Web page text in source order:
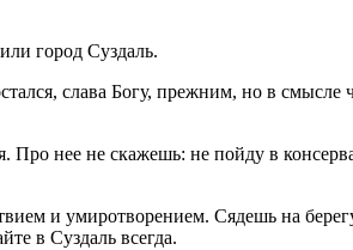
город Суздаль.
слава Богу, прежним, но в смысле
Про нее не скажешь: не пойду в
и умиротворением. Сядешь на
в Суздаль всегда.